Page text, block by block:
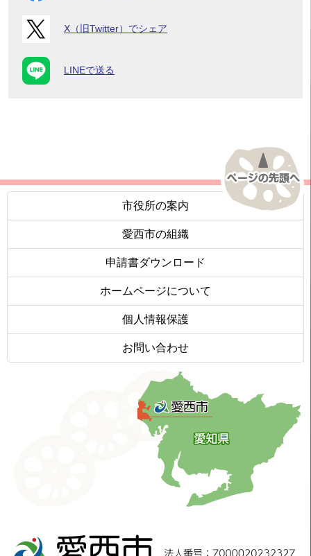
X（旧Twitter）でシェア
LINEで送る
市役所の案内
愛西市の組織
申請書ダウンロード
ホームページについて
個人情報保護
お問い合わせ